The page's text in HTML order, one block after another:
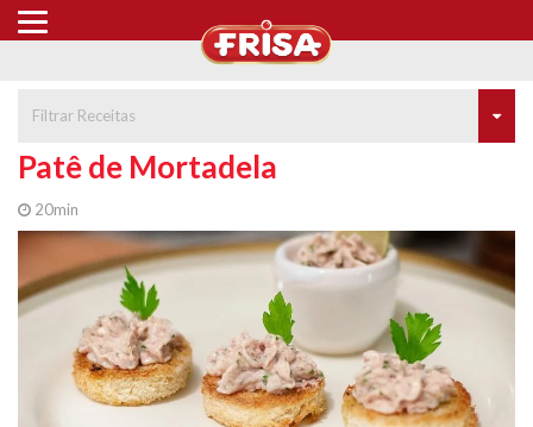
Filtrar Receitas
Patê de Mortadela
20min